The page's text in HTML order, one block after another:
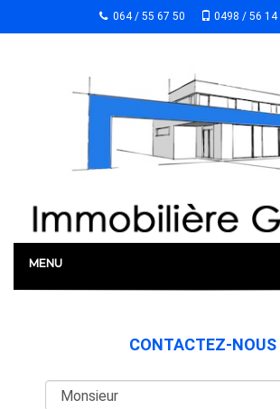
064 / 55 67 50 0498 / 56 14
MENU
CONTACTEZ-NOUS